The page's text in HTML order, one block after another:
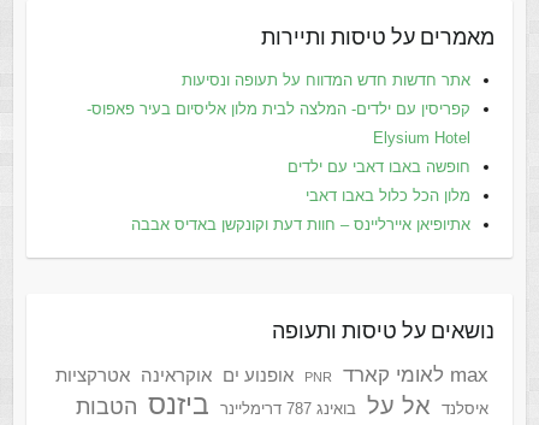
מאמרים על טיסות ותיירות
אתר חדשות חדש המדווח על תעופה ונסיעות
קפריסין עם ילדים- המלצה לבית מלון אליסיום בעיר פאפוס-
Elysium Hotel
חופשה באבו דאבי עם ילדים
מלון הכל כלול באבו דאבי
אתיופיאן איירליינס – חוות דעת וקונקשן באדיס אבבה
נושאים על טיסות ותעופה
max לאומי קארד PNR אופנוע ים אוקראינה אטרקציות
איסלנד אל על בואינג 787 דרימליינר ביזנס הטבות